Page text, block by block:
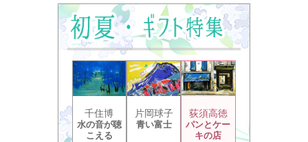
千住博
水の音が聴
こえる
片岡球子
青い富士
荻須高徳
パンとケー
キの店